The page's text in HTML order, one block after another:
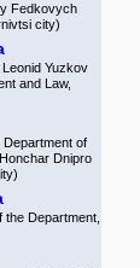
Fedkovych
city)
Yuzkov
and Law,
of
Dnipro
Department,